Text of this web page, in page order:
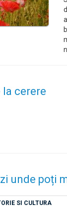
cerere
unde poți
SI CULTURA